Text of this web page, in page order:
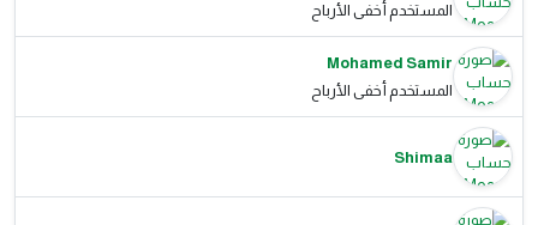
المستخدم أخفى الأرباح
Mohamed Samir
المستخدم أخفى الأرباح
Shimaa